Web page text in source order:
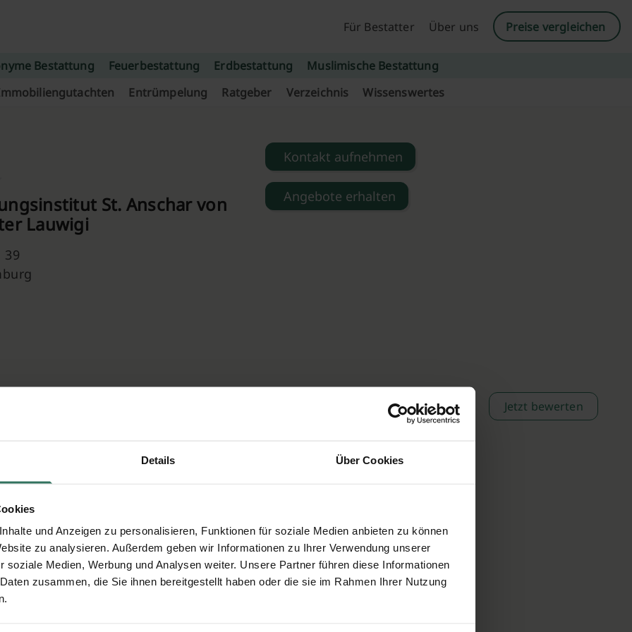
Details Über Cookies
und Anzeigen zu personalisieren, Funktionen für soziale Medien anbieten zu können
zu analysieren. Außerdem geben wir Informationen zu Ihrer Verwendung unserer
soziale Medien, Werbung und Analysen weiter. Unsere Partner führen diese Informationen
zusammen, die Sie ihnen bereitgestellt haben oder die sie im Rahmen Ihrer Nutzung
Für Bestatter Über uns Preise vergleichen
Bestattung Feuerbestattung Erdbestattung
Muslimische Bestattung
Entrümpelung Ratgeber Verzeichnis Wissenswertes
St. Anschar von
Lauwigi
39
Kontakt aufnehmen
Angebote erhalten
Jetzt bewerten